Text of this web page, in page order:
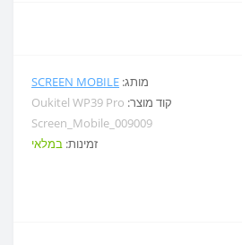
מותג: SCREEN MOBILE
קוד מוצר: Oukitel WP39 Pro
Screen_Mobile_009009
זמינות: במלאי